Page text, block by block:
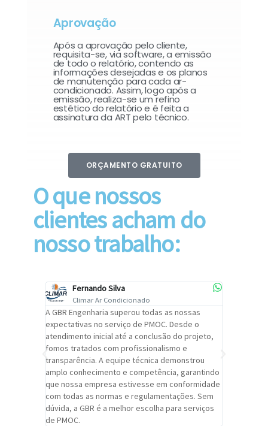
Aprovação
Após a aprovação pelo cliente,
requisita-se, via software, a emissão
de todo o relatório, contendo as
informações desejadas e os planos
de manutenção para cada ar-
condicionado. Assim, logo após a
emissão, realiza-se um refino
estético do relatório e é feita a
assinatura da ART pelo técnico.
ORÇAMENTO GRATUITO
O que nossos
clientes acham do
nosso trabalho:
Fernando Silva
Climar Ar Condicionado
A GBR Engenharia superou todas as nossas
expectativas no serviço de PMOC. Desde o
atendimento inicial até a conclusão do projeto,
fomos tratados com profissionalismo e
transparência. A equipe técnica demonstrou
amplo conhecimento e competência, garantindo
que nossa empresa estivesse em conformidade
com todas as normas e regulamentações. Sem
dúvida, a GBR é a melhor escolha para serviços
de PMOC.